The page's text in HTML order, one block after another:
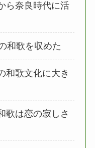
ら奈良時代に活
和歌を収めた
和歌文化に大き
歌は恋の寂しさ